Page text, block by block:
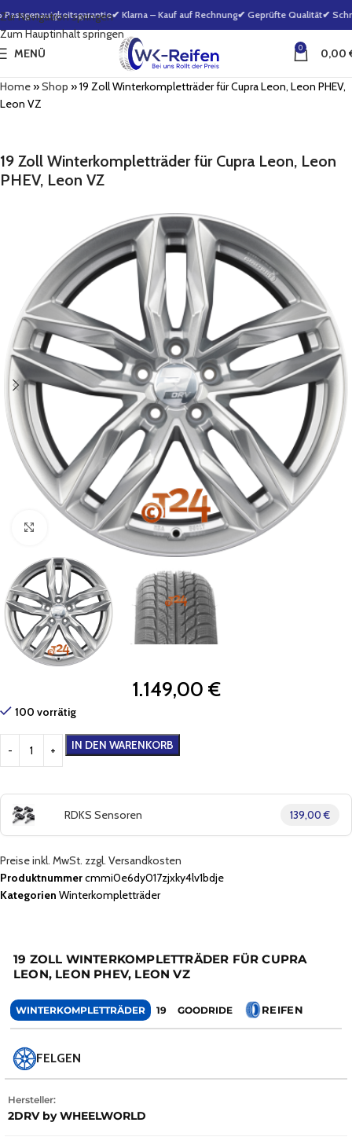
Zur Navigation springen
Zum Hauptinhalt springen
✔ Klarna – Kauf auf Rechnung✔ Geprüfte Qualität✔
MENÜ 0 0,00
Home»Shop »19 Zoll Winterkompletträder für Cupra Leon, Leon PHEV,
Leon VZ
19 Zoll Winterkompletträder für Cupra Leon, Leon
PHEV, Leon VZ
Zum Vergrößern klicken
1.149,00 €
100 vorrätig
IN DEN WARENKORB
RDKS Sensoren 139,00 €
Preise inkl. MwSt. zzgl. Versandkosten
Produktnummercmmi0e6dy017zjxky4lv1bdje
Kategorien Winterkompletträder
19 ZOLL WINTERKOMPLETTRÄDER FÜR CUPRA
LEON, LEON PHEV, LEON VZ
WINTERKOMPLETTRÄDER 19 GOODRIDE REIFEN
FELGEN
Hersteller:
2DRV by WHEELWORLD